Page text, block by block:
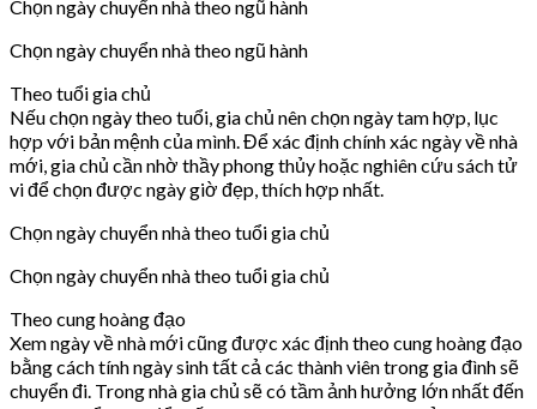
Chọn ngày chuyển nhà theo ngũ hành
Chọn ngày chuyển nhà theo ngũ hành
Theo tuổi gia chủ
Nếu chọn ngày theo tuổi, gia chủ nên chọn ngày tam hợp, lục
hợp với bản mệnh của mình. Để xác định chính xác ngày về nhà
mới, gia chủ cần nhờ thầy phong thủy hoặc nghiên cứu sách tử
vi để chọn được ngày giờ đẹp, thích hợp nhất.
Chọn ngày chuyển nhà theo tuổi gia chủ
Chọn ngày chuyển nhà theo tuổi gia chủ
Theo cung hoàng đạo
Xem ngày về nhà mới cũng được xác định theo cung hoàng đạo
bằng cách tính ngày sinh tất cả các thành viên trong gia đình sẽ
chuyển đi. Trong nhà gia chủ sẽ có tầm ảnh hưởng lớn nhất đến